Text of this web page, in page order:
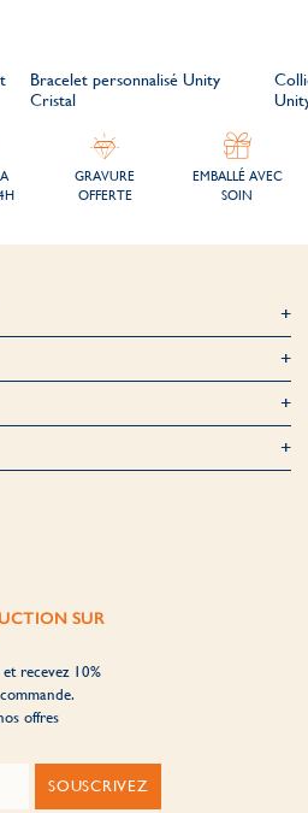
Bracelet personnalisé Unity
Cristal
GRAVURE
OFFERTE
EMBALLÉ AVEC
SOIN
SUR
recevez 10%
offres
SOUSCRIVEZ